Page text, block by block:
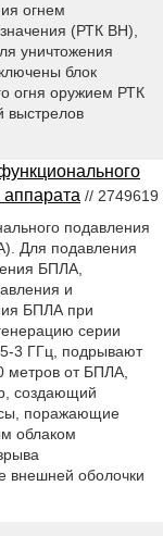
огнем
(РТК ВН),
уничтожения
блок
огня оружием РТК
выстрелов
аппарата // 2749619
подавления
Для подавления
БПЛА,
и
БПЛА при
серии
3 ГГц, подрывают
метров от БПЛА,
создающий
поражающие
облаком
внешней оболочки